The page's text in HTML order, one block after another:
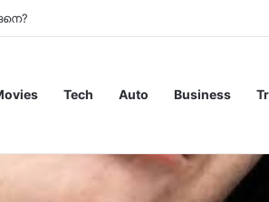
Tech Auto Business